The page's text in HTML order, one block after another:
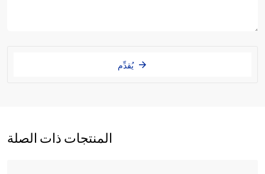
يُقدِّم
المنتجات ذات الصلة